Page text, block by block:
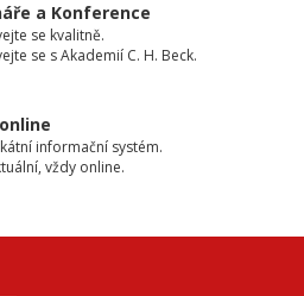
a Konference
se kvalitně.
se s Akademií C. H. Beck.
informační systém.
vždy online.